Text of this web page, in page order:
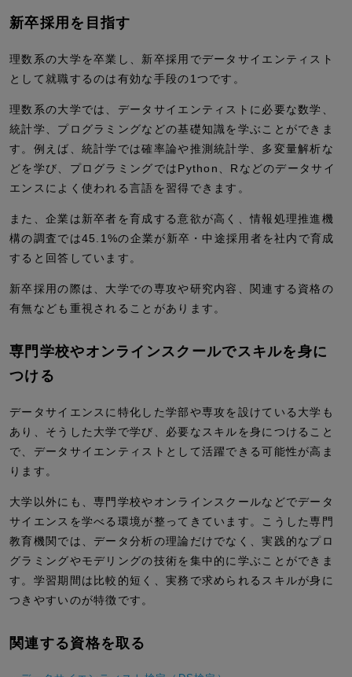
新卒採用を目指す
理数系の大学を卒業し、新卒採用でデータサイエンティスト
として就職するのは有効な手段の1つです。
理数系の大学では、データサイエンティストに必要な数学、
統計学、プログラミングなどの基礎知識を学ぶことができま
す。例えば、統計学では確率論や推測統計学、多変量解析な
どを学び、プログラミングではPython、Rなどのデータサイ
エンスによく使われる言語を習得できます。
また、企業は新卒者を育成する意欲が高く、情報処理推進機
構の調査では45.1%の企業が新卒・中途採用者を社内で育成
すると回答しています。
新卒採用の際は、大学での専攻や研究内容、関連する資格の
有無なども重視されることがあります。
専門学校やオンラインスクールでスキルを身に
つける
データサイエンスに特化した学部や専攻を設けている大学も
あり、そうした大学で学び、必要なスキルを身につけること
で、データサイエンティストとして活躍できる可能性が高ま
ります。
大学以外にも、専門学校やオンラインスクールなどでデータ
サイエンスを学べる環境が整ってきています。こうした専門
教育機関では、データ分析の理論だけでなく、実践的なプロ
グラミングやモデリングの技術を集中的に学ぶことができま
す。学習期間は比較的短く、実務で求められるスキルが身に
つきやすいのが特徴です。
関連する資格を取る